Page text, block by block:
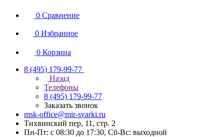
0 Сравнение
0 Избранное
0 Корзина
8 (495) 179-99-77
Назад
Телефоны
8 (495) 179-99-77
Заказать звонок
msk-office@mir-svarki.ru
Тихвинский пер, 11, стр. 2
Пн-Пт: с 08:30 до 17:30, Сб-Вс: выходной